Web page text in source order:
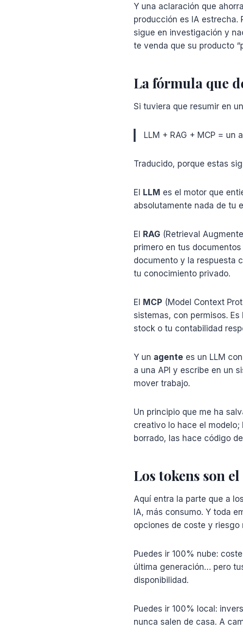
Y una aclaración que
producción es IA estrecha.
sigue en investigación y
te venda que su producto
La fórmula que
Si tuviera que resumir en
LLM + RAG + MCP =
Traducido, porque estas
El LLM es el motor que
absolutamente nada de tu
El RAG (Retrieval
primero en tus
documento y la respuesta
tu conocimiento privado.
El MCP (Model Context
sistemas, con permisos.
stock o tu contabilidad
Y un agente es un LLM
a una API y escribe en un
mover trabajo.
Un principio que me ha
creativo lo hace el
borrado, las hace código
Los tokens son
Aquí entra la parte que a
IA, más consumo. Y toda
opciones de coste y riesgo
Puedes ir 100% nube:
última generación… pero
disponibilidad.
Puedes ir 100% local:
nunca salen de casa. A